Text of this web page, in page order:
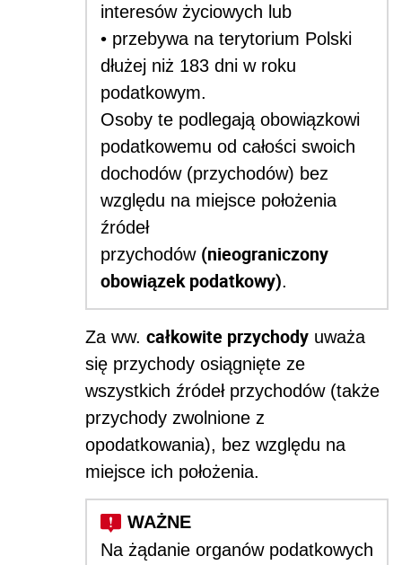
interesów życiowych lub
• przebywa na terytorium Polski
dłużej niż 183 dni w roku
podatkowym.
Osoby te podlegają obowiązkowi
podatkowemu od całości swoich
dochodów (przychodów) bez
względu na miejsce położenia
źródeł
przychodów (nieograniczony
obowiązek podatkowy).
Za ww. całkowite przychody uważa
się przychody osiągnięte ze
wszystkich źródeł przychodów (także
przychody zwolnione z
opodatkowania), bez względu na
miejsce ich położenia.
Na żądanie organów podatkowych